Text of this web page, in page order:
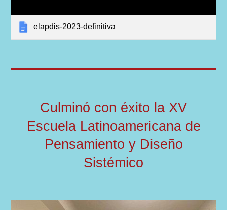
elapdis-2023-definitiva
Culminó con éxito la XV
Escuela Latinoamericana de
Pensamiento y Diseño
Sistémico